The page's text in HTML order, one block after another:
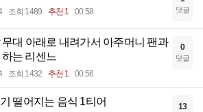
조회 1489 추천 1 00:58 댓글
무대 아래로 내려가서 아주머니 팬과
는 리센느
조회 1432 추천 1 00:56
0
댓글
떨어지는 음식 1티어 13